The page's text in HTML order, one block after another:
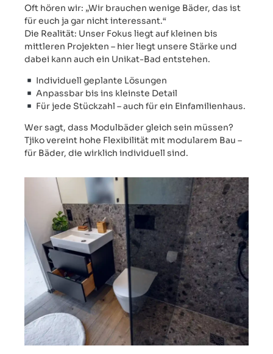
Oft hören wir: „Wir brauchen wenige Bäder, das ist
für euch ja gar nicht interessant.“
Die Realität: Unser Fokus liegt auf kleinen bis
mittleren Projekten – hier liegt unsere Stärke und
dabei kann auch ein Unikat-Bad entstehen.
️ Individuell geplante Lösungen
Anpassbar bis ins kleinste Detail
Für jede Stückzahl – auch für ein Einfamilienhaus.
Wer sagt, dass Modulbäder gleich sein müssen?
Tjiko vereint hohe Flexibilität mit modularem Bau –
für Bäder, die wirklich individuell sind.